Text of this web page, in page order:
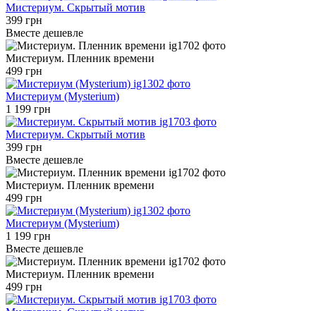
Мистериум. Скрытый мотив
399 грн
Вместе дешевле
Мистериум. Пленник времени
499 грн
Мистериум (Mysterium)
1 199 грн
Мистериум. Скрытый мотив
399 грн
Вместе дешевле
Мистериум. Пленник времени
499 грн
Мистериум (Mysterium)
1 199 грн
Вместе дешевле
Мистериум. Пленник времени
499 грн